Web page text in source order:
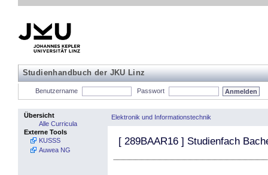
Studienhandbuch der JKU Linz
Benutzername Passwort
Übersicht
Alle Curricula
Externe Tools
KUSSS
Auwea NG
Elektronik und Informationstechnik
[ 289BAAR16 ] Studienfach